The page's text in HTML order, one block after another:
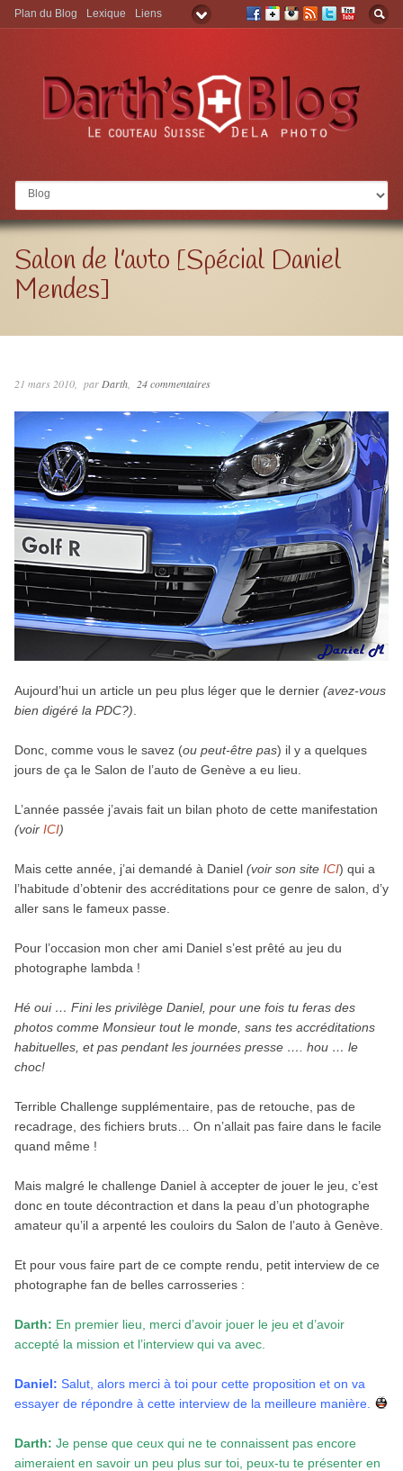
Aller à:
Plan du Blog Lexique Liens
Salon de l’auto [Spécial Daniel
Mendes]
21 mars 2010 parDarth 24 commentaires
Aujourd’hui un article un peu plus léger que le dernier (avez-vous
bien digéré la PDC?)
Donc, comme vous le savez (ou peut-être pas) il y a quelques
jours de ça le Salon de l’auto de Genève a eu lieu.
L’année passée j’avais fait un bilan photo de cette manifestation
(voir ICI)
Mais cette année, j’ai demandé à Daniel (voir son site ICI) qui a
l’habitude d’obtenir des accréditations pour ce genre de salon, d’y
aller sans le fameux passe.
Pour l’occasion mon cher ami Daniel s’est prêté au jeu du
photographe lambda !
Hé oui … Fini les privilège Daniel, pour une fois tu feras des
photos comme Monsieur tout le monde, sans tes accréditations
habituelles, et pas pendant les journées presse …. hou … le
choc!
Terrible Challenge supplémentaire, pas de retouche, pas de
recadrage, des fichiers bruts… On n’allait pas faire dans le facile
quand même !
Mais malgré le challenge Daniel à accepter de jouer le jeu, c’est
donc en toute décontraction et dans la peau d’un photographe
amateur qu’il a arpenté les couloirs du Salon de l’auto à Genève.
Et pour vous faire part de ce compte rendu, petit interview de ce
photographe fan de belles carrosseries :
Darth: En premier lieu, merci d’avoir jouer le jeu et d’avoir
accepté la mission et l’interview qui va avec.
Daniel: Salut, alors merci à toi pour cette proposition et on va
essayer de répondre à cette interview de la meilleure manière.
Darth: Je pense que ceux qui ne te connaissent pas encore
aimeraient en savoir un peu plus sur toi, peux-tu te présenter en